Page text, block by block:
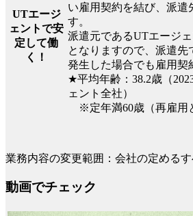
UTエージ
ェントで安
定して働
く！
い雇用契約を結び、派遣
す。
派遣元であるUTエージ
となりますので、派遣
発生した場合でも雇用契
★平均年齢：38.2歳（
ェント全社）
※定年満60歳（再雇用
業務内容の変更範囲：会社の定める
動画でチェック